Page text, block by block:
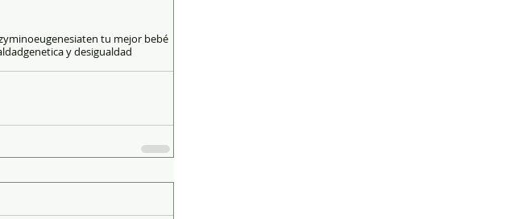
eugenesiaten tu mejor bebé
genetica y desigualdad